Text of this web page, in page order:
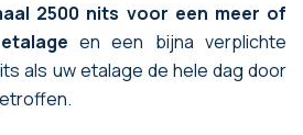
2500 nits voor een meer of
en een bijna verplichte
als uw etalage de hele dag door